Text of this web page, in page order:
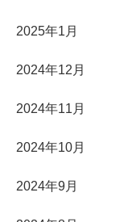
2025年1月
2024年12月
2024年11月
2024年10月
2024年9月